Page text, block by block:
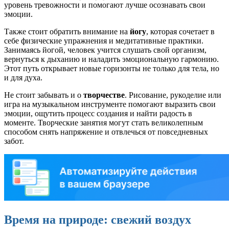
уровень тревожности и помогают лучше осознавать свои
эмоции.
Также стоит обратить внимание на йогу, которая сочетает в
себе физические упражнения и медитативные практики.
Занимаясь йогой, человек учится слушать свой организм,
вернуться к дыханию и наладить эмоциональную гармонию.
Этот путь открывает новые горизонты не только для тела, но
и для духа.
Не стоит забывать и о творчестве. Рисование, рукоделие или
игра на музыкальном инструменте помогают выразить свои
эмоции, ощутить процесс создания и найти радость в
моменте. Творческие занятия могут стать великолепным
способом снять напряжение и отвлечься от повседневных
забот.
Время на природе: свежий воздух